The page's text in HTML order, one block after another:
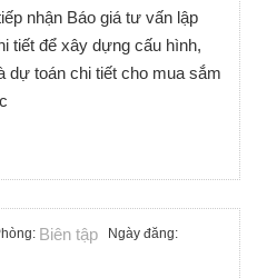
nhận Báo giá tư vấn lập
tiết để xây dựng cấu hình,
dự toán chi tiết cho mua sắm
Biên tập Ngày đăng: